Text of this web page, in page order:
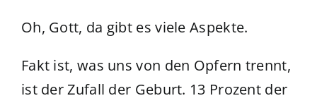
Oh, Gott, da gibt es viele Aspekte.
Fakt ist, was uns von den Opfern trennt,
ist der Zufall der Geburt. 13 Prozent der